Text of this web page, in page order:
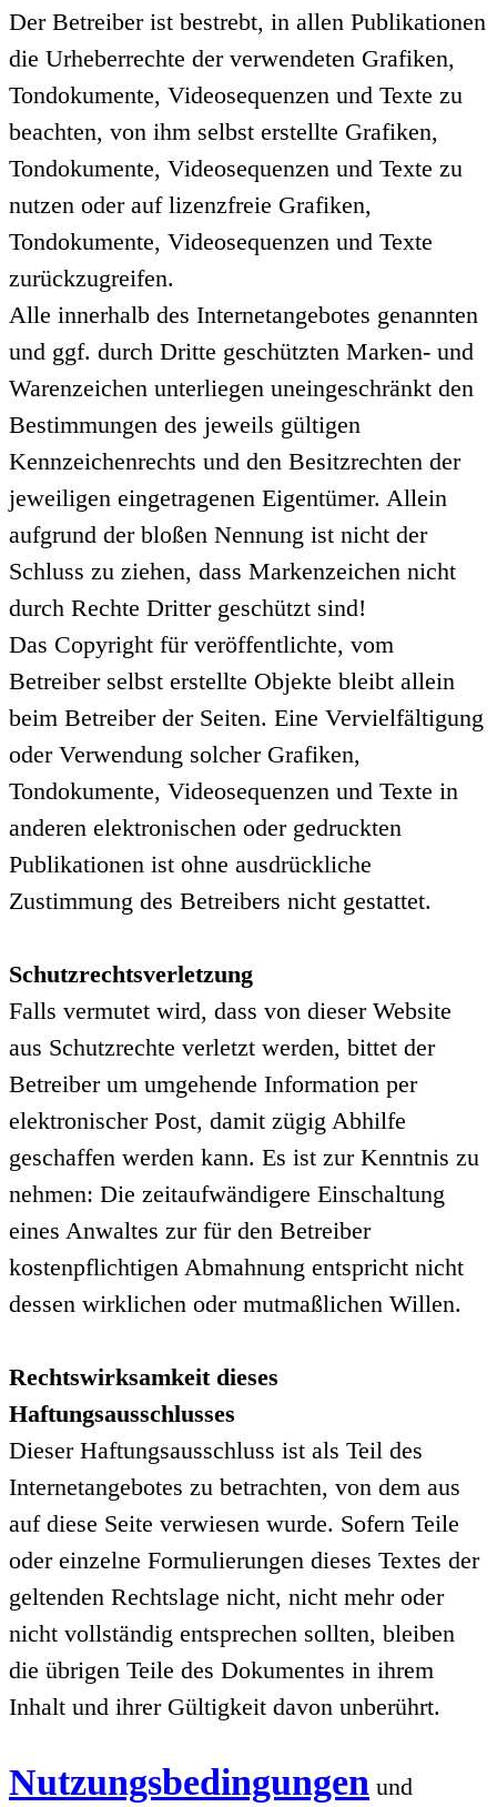
Der Betreiber ist bestrebt, in allen Publikationen
die Urheberrechte der verwendeten Grafiken,
Tondokumente, Videosequenzen und Texte zu
beachten, von ihm selbst erstellte Grafiken,
Tondokumente, Videosequenzen und Texte zu
nutzen oder auf lizenzfreie Grafiken,
Tondokumente, Videosequenzen und Texte
zurückzugreifen.
Alle innerhalb des Internetangebotes genannten
und ggf. durch Dritte geschützten Marken- und
Warenzeichen unterliegen uneingeschränkt den
Bestimmungen des jeweils gültigen
Kennzeichenrechts und den Besitzrechten der
jeweiligen eingetragenen Eigentümer. Allein
aufgrund der bloßen Nennung ist nicht der
Schluss zu ziehen, dass Markenzeichen nicht
durch Rechte Dritter geschützt sind!
Das Copyright für veröffentlichte, vom
Betreiber selbst erstellte Objekte bleibt allein
beim Betreiber der Seiten. Eine Vervielfältigung
oder Verwendung solcher Grafiken,
Tondokumente, Videosequenzen und Texte in
anderen elektronischen oder gedruckten
Publikationen ist ohne ausdrückliche
Zustimmung des Betreibers nicht gestattet.
Schutzrechtsverletzung
Falls vermutet wird, dass von dieser Website
aus Schutzrechte verletzt werden, bittet der
Betreiber um umgehende Information per
elektronischer Post, damit zügig Abhilfe
geschaffen werden kann. Es ist zur Kenntnis zu
nehmen: Die zeitaufwändigere Einschaltung
eines Anwaltes zur für den Betreiber
kostenpflichtigen Abmahnung entspricht nicht
dessen wirklichen oder mutmaßlichen Willen.
Rechtswirksamkeit dieses
Haftungsausschlusses
Dieser Haftungsausschluss ist als Teil des
Internetangebotes zu betrachten, von dem aus
auf diese Seite verwiesen wurde. Sofern Teile
oder einzelne Formulierungen dieses Textes der
geltenden Rechtslage nicht, nicht mehr oder
nicht vollständig entsprechen sollten, bleiben
die übrigen Teile des Dokumentes in ihrem
Inhalt und ihrer Gültigkeit davon unberührt.
Nutzungsbedingungen und